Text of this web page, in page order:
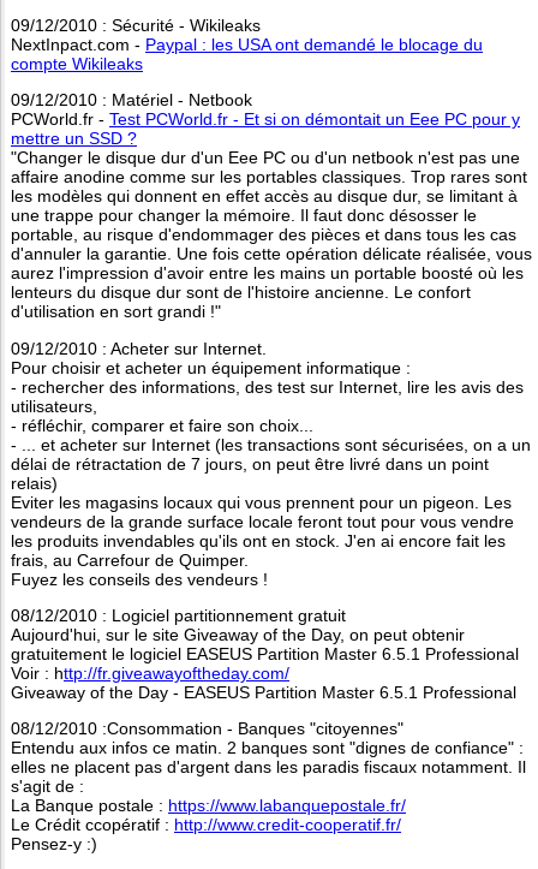
09/12/2010 : Sécurité - Wikileaks
NextInpact.com - Paypal : les USA ont demandé le blocage du
compte Wikileaks
09/12/2010 : Matériel - Netbook
PCWorld.fr - Test PCWorld.fr - Et si on démontait un Eee PC pour y
mettre un SSD ?
"Changer le disque dur d'un Eee PC ou d'un netbook n'est pas une
affaire anodine comme sur les portables classiques. Trop rares sont
les modèles qui donnent en effet accès au disque dur, se limitant à
une trappe pour changer la mémoire. Il faut donc désosser le
portable, au risque d'endommager des pièces et dans tous les cas
d'annuler la garantie. Une fois cette opération délicate réalisée, vous
aurez l'impression d'avoir entre les mains un portable boosté où les
lenteurs du disque dur sont de l'histoire ancienne. Le confort
d'utilisation en sort grandi !"
09/12/2010 : Acheter sur Internet.
Pour choisir et acheter un équipement informatique :
- rechercher des informations, des test sur Internet, lire les avis des
utilisateurs,
- réfléchir, comparer et faire son choix...
- ... et acheter sur Internet (les transactions sont sécurisées, on a un
délai de rétractation de 7 jours, on peut être livré dans un point
relais)
Eviter les magasins locaux qui vous prennent pour un pigeon. Les
vendeurs de la grande surface locale feront tout pour vous vendre
les produits invendables qu'ils ont en stock. J'en ai encore fait les
frais, au Carrefour de Quimper.
Fuyez les conseils des vendeurs !
08/12/2010 : Logiciel partitionnement gratuit
Aujourd'hui, sur le site Giveaway of the Day, on peut obtenir
gratuitement le logiciel EASEUS Partition Master 6.5.1 Professional
Voir : http://fr.giveawayoftheday.com/
Giveaway of the Day - EASEUS Partition Master 6.5.1 Professional
08/12/2010 :Consommation - Banques "citoyennes"
Entendu aux infos ce matin. 2 banques sont "dignes de confiance" :
elles ne placent pas d'argent dans les paradis fiscaux notamment. Il
s'agit de :
La Banque postale : https://www.labanquepostale.fr/
Le Crédit ccopératif : http://www.credit-cooperatif.fr/
Pensez-y :)